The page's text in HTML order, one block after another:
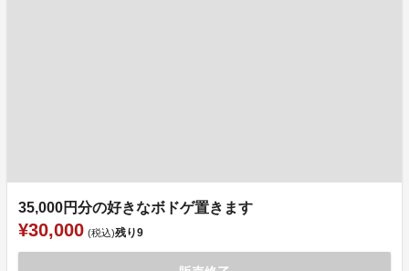
35,000円分の好きなボドゲ置きます
¥30,000 (税込)残り9